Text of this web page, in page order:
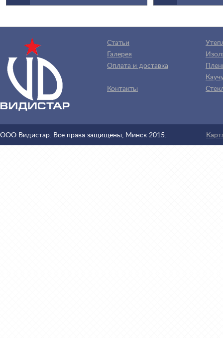
Статьи
Галерея
Оплата и доставка
Контакты
ООО Видистар. Все права защищены, Минск 2015.